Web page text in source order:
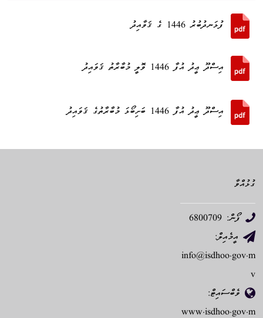
ފުޅަނދުބުރު 1446 ގެ ޤަވާއިދު
އިސްދޫ ޢީދު އުފާ 1446 ވޮލީ މުބާރާތު ޤަވައިދު
އިސްދޫ ޢީދު އުފާ 1446 ބަށިބޯޅަ މުބާރާތުގެ ޤަވައިދު
ގުޅުއްވާ
ފޯން: 6800709
އީމެއިލް:
info@isdhoo.gov.m
v
ވެބްސައިޓް:
www.isdhoo.gov.m